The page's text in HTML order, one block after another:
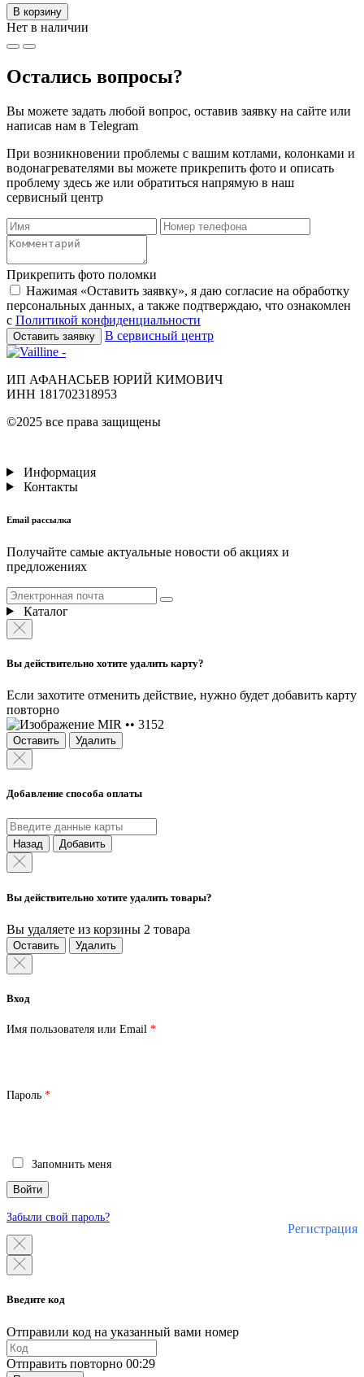
В корзину
Нет в наличии
Остались вопросы?
Вы можете задать любой вопрос, оставив заявку на сайте или
написав нам в Тelegram
При возникновении проблемы с вашим котлами, колонками и
водонагревателями вы можете прикрепить фото и описать
проблему здесь же или обратиться напрямую в наш
сервисный центр
Прикрепить фото поломки
Нажимая «Оставить заявку», я даю согласие на обработку
персональных данных, а также подтверждаю, что ознакомлен
с Политикой конфиденциальности
Оставить заявку В сервисный центр
ИП АФАНАСЬЕВ ЮРИЙ КИМОВИЧ
ИНН 181702318953
©2025 все права защищены
Информация
Контакты
Email рассылка
Получайте самые актуальные новости об акциях и
предложениях
Каталог
Вы действительно хотите удалить карту?
Если захотите отменить действие, нужно будет добавить карту
повторно
MIR •• 3152
Оставить Удалить
Добавление способа оплаты
Назад Добавить
Вы действительно хотите удалить товары?
Вы удаляете из корзины 2 товара
Оставить Удалить
Вход
Имя пользователя или Email *Обязательно
Пароль *Обязательно
Запомнить меня
Войти
Забыли свой пароль?
Регистрация
Введите код
Отправили код на указанный вами номер
Отправить повторно 00:29